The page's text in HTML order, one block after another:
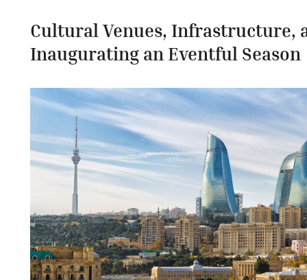
Cultural Venues, Infrastructure,
Inaugurating an Eventful Season